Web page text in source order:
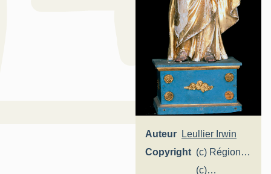
Auteur
Leullier Irwin
Copyright (c) Région
Hauts-de-
(c)